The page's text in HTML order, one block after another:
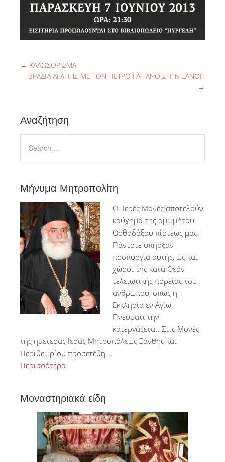
← ΚΑΛΩΣΟΡΙΣΜΑ
ΒΡΑΔΙΑ ΑΓΑΠΗΣ ΜΕ ΤΟΝ ΠΕΤΡΟ ΓΑΙΤΑΝΟ ΣΤΗΝ ΞΑΝΘΗ
→
Αναζήτηση
Μήνυμα Μητροπολίτη
Οι Ιερές Μονές αποτελούν
καύχημα της αμωμήτου
Ορθοδόξου πίστεως μας.
Πάντοτε υπήρξαν
προπύργια αυτής, ώς και
χώροι της κατά Θεόν
τελειωτικής πορείας του
ανθρώπου, οπως η
Εκκλησία εν Αγίω
Πνεύματι την
κατεργάζεται. Στις Μονές
τής ημετέρας Ιεράς Μητροπόλεως Ξάνθης και
Περιθεωρίου προσετέθη….
Περισσότερα
Μοναστηριακά είδη